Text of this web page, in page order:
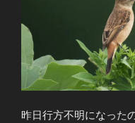
昨日行方不明になった